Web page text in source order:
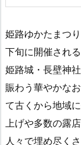
姫路ゆかたまつ
下旬に開催され
姫路城・長壁神
賑わう華やかな
て古くから地域
上げや多数の露
人々で埋め尽く